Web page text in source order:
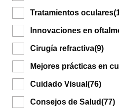
Tratamientos oculares
Innovaciones en
Cirugía refractiva(9)
Mejores prácticas en
Cuidado Visual (76)
Consejos de Salud(77)